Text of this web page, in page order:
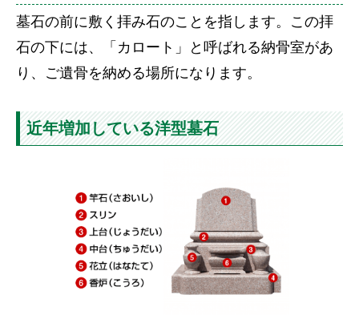
墓石の前に敷く拝み石のことを指します。この拝
石の下には、「カロート」と呼ばれる納骨室があ
り、ご遺骨を納める場所になります。
近年増加している洋型墓石